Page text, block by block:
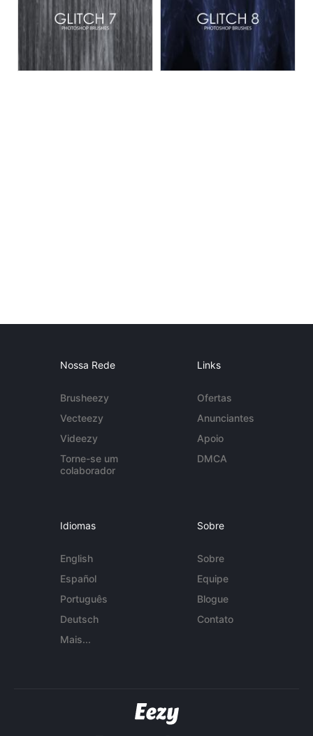
Nossa Rede
Brusheezy
Vecteezy
Videezy
Torne-se um
colaborador
Links
Ofertas
Anunciantes
Apoio
DMCA
Idiomas
English
Español
Português
Deutsch
Mais...
Sobre
Sobre
Equipe
Blogue
Contato